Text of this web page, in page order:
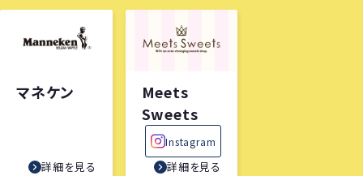
マネケン
詳細を見る
Meets
Sweets
Instagram
詳細を見る